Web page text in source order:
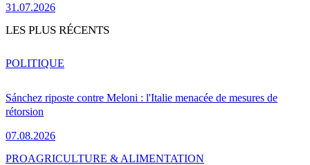
31.07.2026
LES PLUS RÉCENTS
Sánchez riposte contre Meloni : l'Italie menacée de mesures de
rétorsion
07.08.2026
POLITIQUE
PROAGRICULTURE & ALIMENTATION